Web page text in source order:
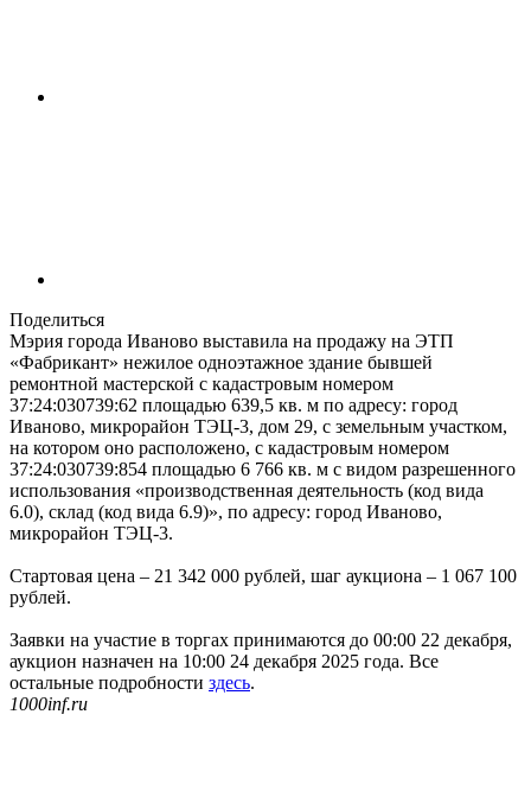
Поделиться
Мэрия города Иваново выставила на продажу на ЭТП
«Фабрикант» нежилое одноэтажное здание бывшей
ремонтной мастерской с кадастровым номером
37:24:030739:62 площадью 639,5 кв. м по адресу: город
Иваново, микрорайон ТЭЦ-3, дом 29, с земельным участком,
на котором оно расположено, с кадастровым номером
37:24:030739:854 площадью 6 766 кв. м с видом разрешенного
использования «производственная деятельность (код вида
6.0), склад (код вида 6.9)», по адресу: город Иваново,
микрорайон ТЭЦ-3.
Стартовая цена – 21 342 000 рублей, шаг аукциона – 1 067 100
рублей.
Заявки на участие в торгах принимаются до 00:00 22 декабря,
аукцион назначен на 10:00 24 декабря 2025 года. Все
остальные подробности здесь.
1000inf.ru